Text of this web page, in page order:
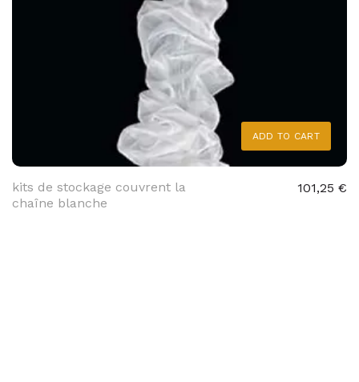
ADD TO CART
kits de stockage couvrent la
chaîne blanche
101,25 €